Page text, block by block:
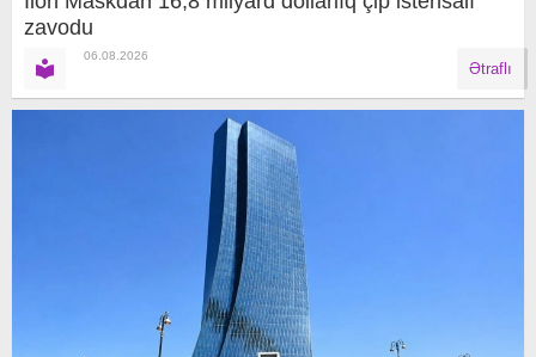
zavodu
06.08.2026
Ətraflı